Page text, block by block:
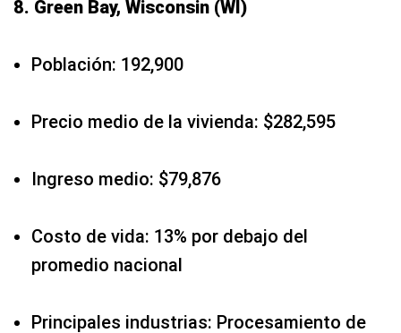
8. Green Bay, Wisconsin (WI)
Población: 192,900
Precio medio de la vivienda: $282,595
Ingreso medio: $79,876
Costo de vida: 13% por debajo del
promedio nacional
Principales industrias: Procesamiento de